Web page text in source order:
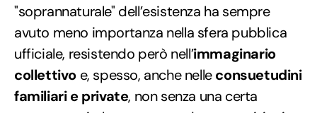
"soprannaturale" dell’esistenza ha sempre
avuto meno importanza nella sfera pubblica
ufficiale, resistendo però nell’immaginario
collettivo e, spesso, anche nelleconsuetudini
familiari e private, non senza una certa